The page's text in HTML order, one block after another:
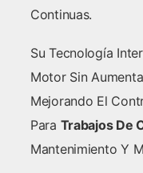
Continuas.
Su Tecnología
Motor Sin
Mejorando El
Para Trabajos De
Mantenimiento Y